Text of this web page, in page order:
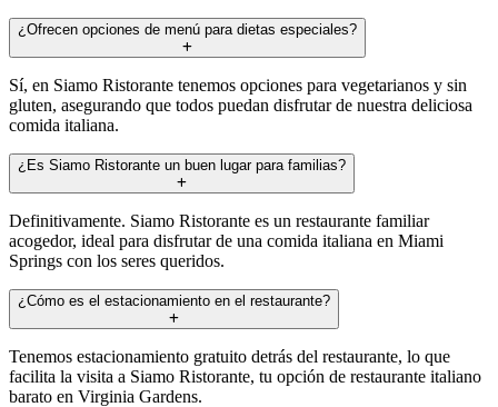
¿Ofrecen opciones de menú para dietas especiales?
Sí, en Siamo Ristorante tenemos opciones para vegetarianos y sin
gluten, asegurando que todos puedan disfrutar de nuestra deliciosa
comida italiana.
¿Es Siamo Ristorante un buen lugar para familias?
Definitivamente. Siamo Ristorante es un restaurante familiar
acogedor, ideal para disfrutar de una comida italiana en Miami
Springs con los seres queridos.
¿Cómo es el estacionamiento en el restaurante?
Tenemos estacionamiento gratuito detrás del restaurante, lo que
facilita la visita a Siamo Ristorante, tu opción de restaurante italiano
barato en Virginia Gardens.